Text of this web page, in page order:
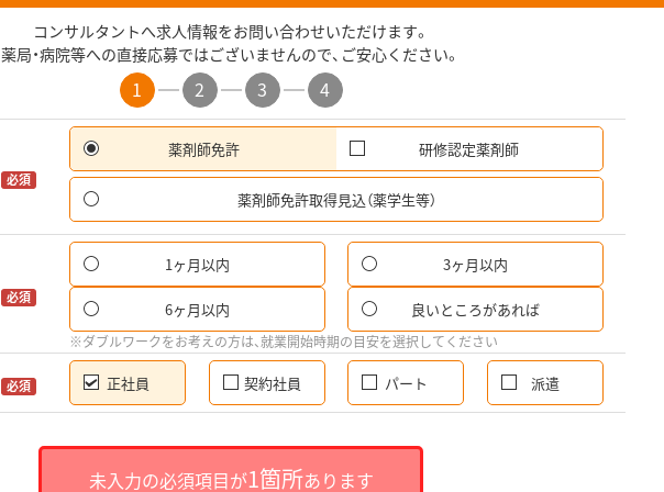
コンサルタントへ求人情報をお問い合わせいただけます。
薬局・病院等への直接応募ではございませんので、ご安心ください。
1 2 3 4
必須
薬剤師免許 研修認定薬剤師
薬剤師免許取得見込（薬学生等）
必須
1ヶ月以内 3ヶ月以内
6ヶ月以内 良いところがあれば
※ダブルワークをお考えの方は、就業開始時期の目安を選択してください
必須 正社員 契約社員 パート 派遣
未入力の必須項目が1箇所あります